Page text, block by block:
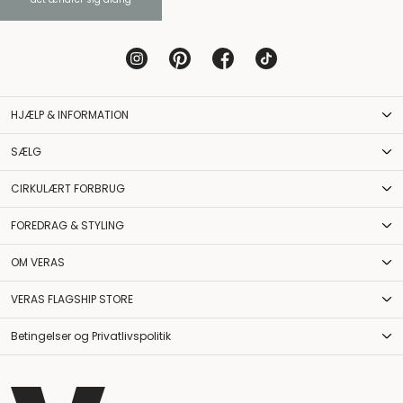
HJÆLP & INFORMATION
SÆLG
CIRKULÆRT FORBRUG
FOREDRAG & STYLING
OM VERAS
VERAS FLAGSHIP STORE
Betingelser og Privatlivspolitik